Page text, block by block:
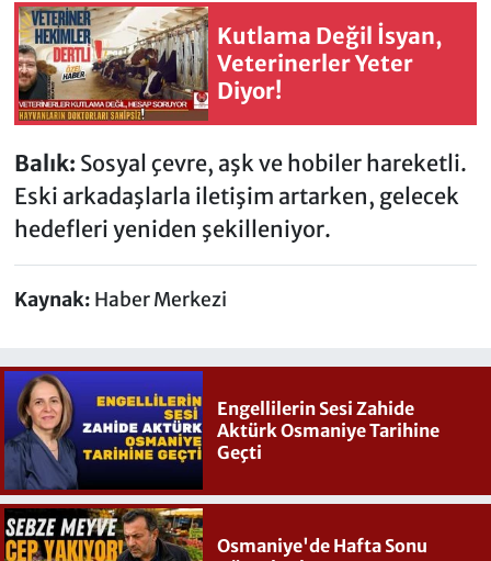
Kutlama Değil İsyan,
Veterinerler Yeter
Diyor!
Balık: Sosyal çevre, aşk ve hobiler hareketli.
Eski arkadaşlarla iletişim artarken, gelecek
hedefleri yeniden şekilleniyor.
Kaynak: Haber Merkezi
Engellilerin Sesi Zahide
Aktürk Osmaniye Tarihine
Geçti
Osmaniye'de Hafta Sonu